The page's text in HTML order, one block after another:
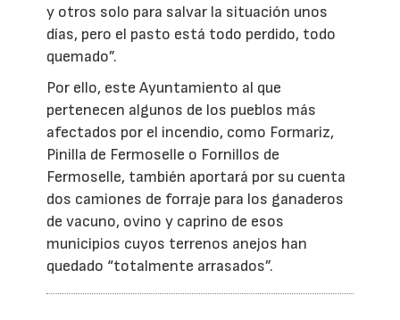
y otros solo para salvar la situación unos
días, pero el pasto está todo perdido, todo
quemado”.
Por ello, este Ayuntamiento al que
pertenecen algunos de los pueblos más
afectados por el incendio, como Formariz,
Pinilla de Fermoselle o Fornillos de
Fermoselle, también aportará por su cuenta
dos camiones de forraje para los ganaderos
de vacuno, ovino y caprino de esos
municipios cuyos terrenos anejos han
quedado “totalmente arrasados”.